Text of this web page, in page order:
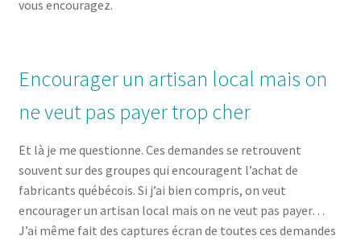
vous encouragez.
Encourager un artisan local mais on
ne veut pas payer trop cher
Et là je me questionne. Ces demandes se retrouvent
souvent sur des groupes qui encouragent l’achat de
fabricants québécois. Si j’ai bien compris, on veut
encourager un artisan local mais on ne veut pas payer…
J’ai même fait des captures écran de toutes ces demandes